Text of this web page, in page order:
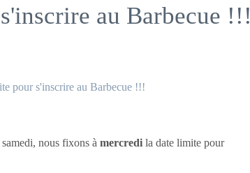
au Barbecue !!!
nous fixons à mercredi la date limite pour